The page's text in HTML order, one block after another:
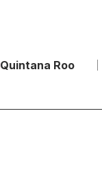
Quintana Roo